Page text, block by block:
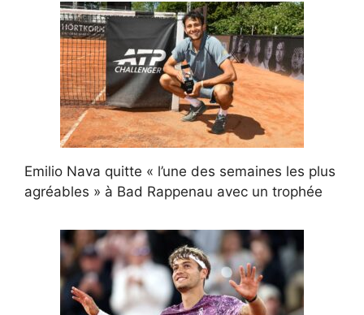
Emilio Nava quitte « l’une des semaines les plus
agréables » à Bad Rappenau avec un trophée